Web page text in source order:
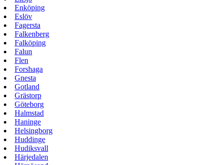
Enköping
Eslöv
Fagersta
Falkenberg
Falköping
Falun
Flen
Forshaga
Gnesta
Gotland
Grästorp
Göteborg
Halmstad
Haninge
Helsingborg
Huddinge
Hudiksvall
Härjedalen